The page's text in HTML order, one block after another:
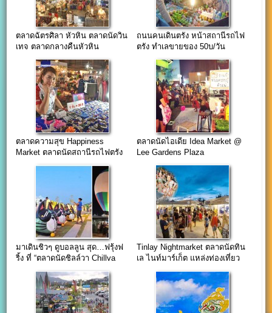
ตลาดฉัตรศิลา หัวหิน ตลาดนัดวิน
เทจ ตลาดกลางคืนหัวหิน
ถนนคนเดินตรัง หน้าสถานีรถไฟ
ตรัง ทำเลขายของ 50บ/วัน
ตลาดความสุข Happiness
Market ตลาดนัดสถานีรถไฟตรัง
ตลาดนัดไอเดีย Idea Market @
Lee Gardens Plaza
มาเดินชิวๆ ดูบอลลูน สุด…ฟรุ้งฟ
ริ้ง ที่ “ตลาดนัดชิลล์วา Chillva
Tinlay Nightmarket ตลาดนัดทิน
เล ไนท์มาร์เก็ต แหล่งท่องเที่ยว